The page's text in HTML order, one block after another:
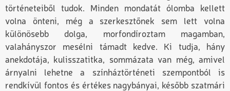
történeteiből tudok. Minden mondatát ólomba kellett
volna önteni, még a szerkesztőnek sem lettvolna
különösebb dolga, morfondíroztam magamban,
valahányszor mesélni támadt kedve. Ki tudja, hány
anekdotája, kulisszatitka, sommázata van még, amivel
árnyalni lehetne a színháztörténeti szempontból is
rendkívül fontos és értékes nagybányai, később szatmári